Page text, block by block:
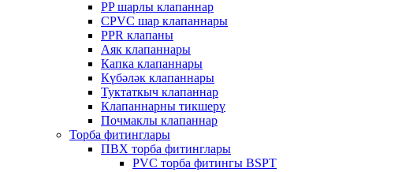
PP шарлы клапаннар
CPVC шар клапаннары
PPR клапаны
Аяк клапаннары
Капка клапаннары
Күбәләк клапаннары
Туктаткыч клапаннар
Клапаннарны тикшерү
Почмаклы клапаннар
Торба фитинглары
ПВХ торба фитинглары
PVC торба фитингы BSPT